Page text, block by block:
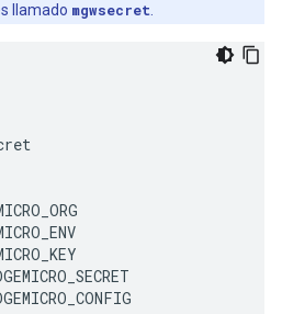
llamado mgwsecret